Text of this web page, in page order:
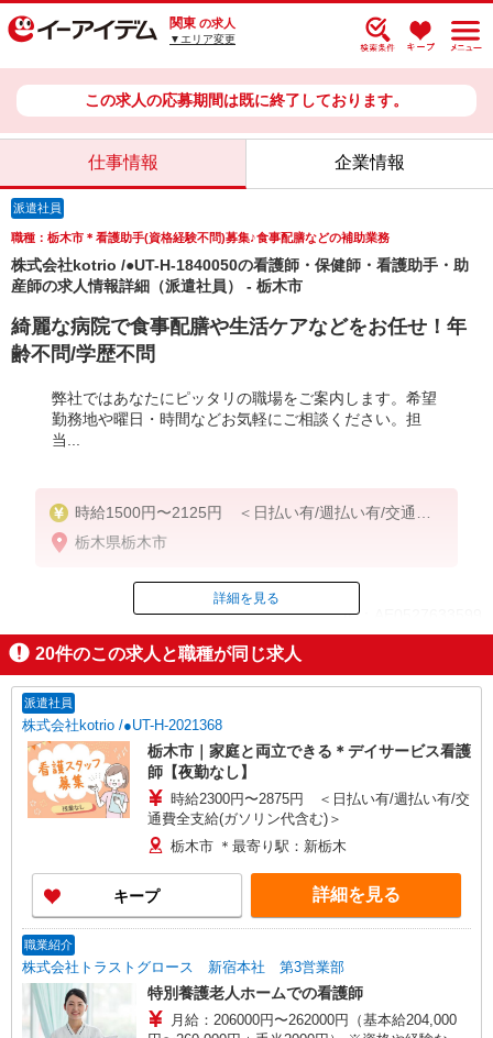
関東 の求人
▼エリア変更
この求人の応募期間は既に終了しております。
仕事情報 企業情報
派遣社員
職種：栃木市＊看護助手(資格経験不問)募集♪食事配膳などの補助業務
株式会社kotrio /●UT-H-1840050の看護師・保健師・看護助手・助
産師の求人情報詳細（派遣社員） - 栃木市
綺麗な病院で食事配膳や生活ケアなどをお任せ！年
齢不問/学歴不問
弊社ではあなたにピッタリの職場をご案内します。希望
勤務地や曜日・時間などお気軽にご相談ください。担
当...
時給1500円〜2125円 ＜日払い有/週払い有/交通費
全支給(ガソリン代含む)＞
栃木県栃木市
ID：AE0527633599
掲載期間終了
詳細を見る
20件のこの求人と職種が同じ求人
派遣社員
株式会社kotrio /●UT-H-2021368
栃木市｜家庭と両立できる＊デイサービス看護
師【夜勤なし】
時給2300円〜2875円 ＜日払い有/週払い有/交
通費全支給(ガソリン代含む)＞
栃木市 ＊最寄り駅：新栃木
キープ 詳細を見る
職業紹介
株式会社トラストグロース 新宿本社 第3営業部
特別養護老人ホームでの看護師
月給：206000円〜262000円（基本給204,000